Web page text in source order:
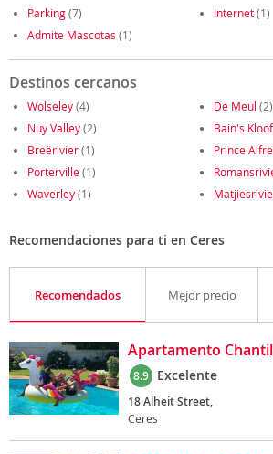
Parking(7) Internet(1)
Admite Mascotas (1)
Destinos cercanos
Wolseley(4) De Meul (2)
Nuy Valley(2) Bain's Kloof
Breërivier(1) Prince
Porterville(1)
Waverley(1)
Recomendaciones para ti en Ceres
Recomendados Mejor precio
Apartamento
8.9 Excelente
18 Alheit Street,
Ceres